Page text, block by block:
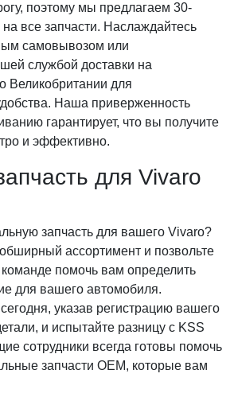
поэтому мы предлагаем 30-
все запчасти. Наслаждайтесь
самовывозом или
службой доставки на
Великобритании для
Наша приверженность
гарантирует, что вы получите
и эффективно.
для Vivaro
запчасть для вашего Vivaro?
ассортимент и позвольте
помочь вам определить
для вашего автомобиля.
указав регистрацию вашего
и испытайте разницу с KSS
сотрудники всегда готовы помочь
запчасти OEM, которые вам